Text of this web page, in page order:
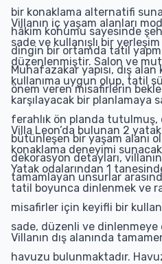
bir konaklama alternatifi
hâkim konumu sayesinde
dingin bir ortamda tatil
Muhafazakar yapısı, dış
önem veren misafirlerin
Villanın iç yaşam alanları
sade ve kullanışlı bir
düzenlenmiştir. Salon ve
kullanıma uygun olup, tatil
karşılayacak bir planlamaya
ferahlık ön planda tutulmuş,
bütünleşen bir yaşam alanı
dekorasyon detayları,
tamamlayan unsurlar
Villa Leon’da bulunan 2
konaklama deneyimi
Yatak odalarından 1
tatil boyunca dinlenmek ve
misafirler için keyifli bir
sade, düzenli ve dinlenmeye
Villanın dış alanında
havuzu bulunmaktadır.